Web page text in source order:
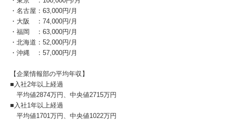
・名古屋：63,000円/月
・大阪 ：74,000円/月
・福岡 ：63,000円/月
・北海道：52,000円/月
・沖縄 ：57,000円/月
【企業情報部の平均年収】
■入社2年以上経過
平均値2874万円、中央値2715万円
■入社1年以上経過
平均値1701万円、中央値1022万円